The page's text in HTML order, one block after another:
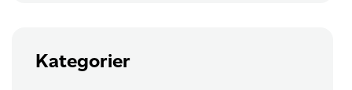
Kategorier